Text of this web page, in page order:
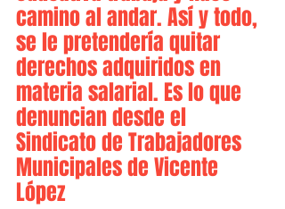
camino al andar. Así y todo,
se le pretendería quitar
derechos adquiridos en
materia salarial. Es lo que
denuncian desde el
Sindicato de Trabajadores
Municipales de Vicente
López